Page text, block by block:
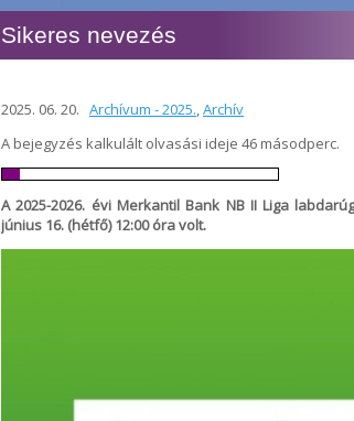
Sikeres nevezés
2025. 06. 20. Archívum - 2025.,Archív
A bejegyzés kalkulált olvasási ideje 46 másodperc.
A 2025-2026. évi Merkantil Bank NB II Liga
június 16. (hétfő) 12:00 óra volt.